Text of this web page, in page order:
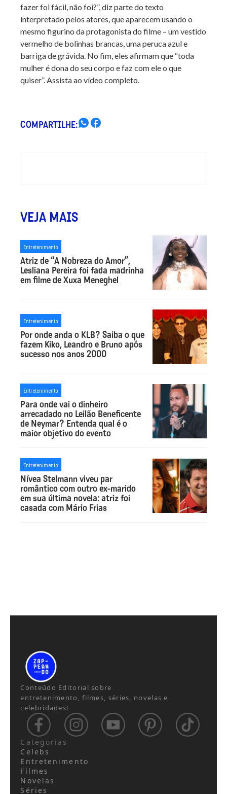
fazer foi fácil, não foi?”, diz parte do texto
interpretado pelos atores, que aparecem usando o
mesmo figurino da protagonista do filme – um vestido
vermelho de bolinhas brancas, uma peruca azul e
barriga de grávida. No fim, eles afirmam que “toda
mulher é dona do seu corpo e faz com ele o que
quiser”. Assista ao vídeo completo.
COMPARTILHE:
VEJA MAIS
Entretenimento
Atriz de “A Nobreza do Amor”,
Lesliana Pereira foi fada madrinha
em filme de Xuxa Meneghel
Entretenimento
Por onde anda o KLB? Saiba o que
fazem Kiko, Leandro e Bruno após
sucesso nos anos 2000
Entretenimento
Para onde vai o dinheiro
arrecadado no Leilão Beneficente
de Neymar? Entenda qual é o
maior objetivo do evento
Entretenimento
Nívea Stelmann viveu par
romântico com outro ex-marido
em sua última novela: atriz foi
casada com Mário Frias
Conteúdo Editorial sobre
entretenimento, filmes, séries, novelas e
celebridades!
Categorias
Celebs
Entretenimento
Filmes
Novelas
Séries